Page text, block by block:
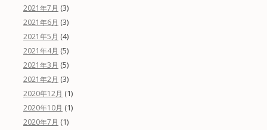
2021年7月 (3)
2021年6月 (3)
2021年5月 (4)
2021年4月 (5)
2021年3月 (5)
2021年2月 (3)
2020年12月 (1)
2020年10月 (1)
2020年7月 (1)